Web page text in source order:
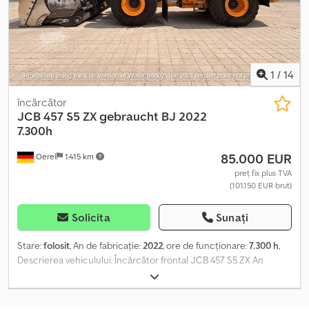
personal starea vehiculului. De asemenea, oferim posibilitatea
unui test drive. Este important de reținut că bateriile livrate cu
vehiculul sunt cele instalate în prezent. Dacă clientul dorește
baterii noi, suntem disponibili pentru a oferi informații despre
prețuri.
1 / 14
Oerel 1.415 km
încărcător
JCB457 S5 ZX gebraucht BJ 2022
7.300h
85.000 EUR
preț fix plus TVA
(101.150 EUR brut)
Solicita Sunați
Stare:folosit, An de fabricație: 2022, ore de funcționare:7.300 h,
Descrierea vehiculului: Încărcător frontal JCB 457 S5 ZX An
fabricație 2022 cu aprox. 7.300 ore de funcționare Nr. serie:
-3224040- Greutate aprox. 19.774 kg Dotări: - Motor diesel